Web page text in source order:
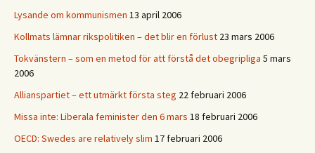
Lysande om kommunismen 13 april 2006
Kollmats lämnar rikspolitiken – det blir en förlust 23 mars 2006
Tokvänstern – som en metod för att förstå det obegripliga 5 mars
2006
Allianspartiet – ett utmärkt första steg 22 februari 2006
Missa inte: Liberala feminister den 6 mars 18 februari 2006
OECD: Swedes are relatively slim 17 februari 2006